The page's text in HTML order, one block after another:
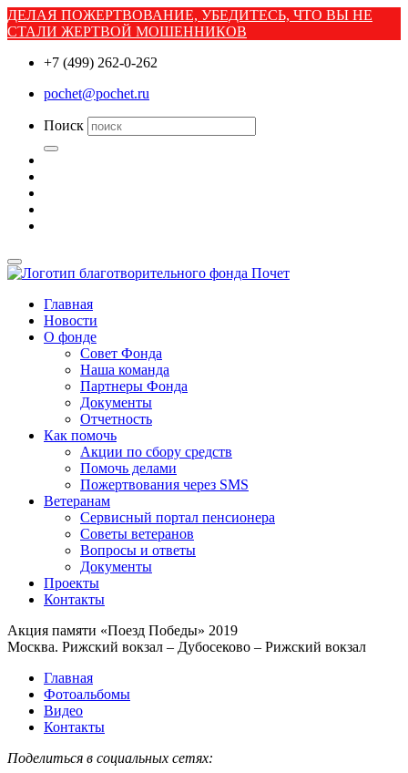
ДЕЛАЯ ПОЖЕРТВОВАНИЕ, УБЕДИТЕСЬ, ЧТО ВЫ НЕ
СТАЛИ ЖЕРТВОЙ МОШЕННИКОВ
+7 (499) 262-0-262
pochet@pochet.ru
Поиск
Главная
Новости
О фонде
Совет Фонда
Наша команда
Партнеры Фонда
Документы
Отчетность
Как помочь
Акции по сбору средств
Помочь делами
Пожертвования через SMS
Ветеранам
Сервисный портал пенсионера
Советы ветеранов
Вопросы и ответы
Документы
Проекты
Контакты
Акция памяти «Поезд Победы» 2019
Москва. Рижский вокзал – Дубосеково – Рижский вокзал
Главная
Фотоальбомы
Видео
Контакты
Поделиться в социальных сетях: